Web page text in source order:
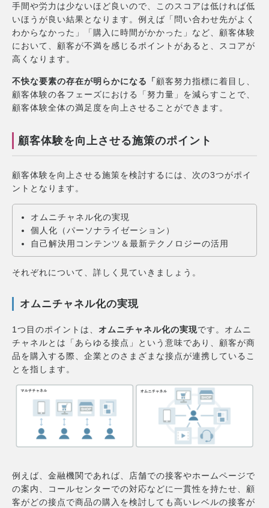
手間や労力は少ないほど良いので、このスコアは低ければ低
いほうが良い結果となります。例えば「問い合わせ先がよく
わからなかった」「購入に時間がかかった」など、顧客体験
において、顧客が不満を感じるポイントがあると、スコアが
高くなります。
不快な要素の存在が明らかになる「顧客努力指標に着目し、
顧客体験の各フェーズにおける「努力量」を減らすことで、
顧客体験全体の満足度を向上させることができます。
顧客体験を向上させる施策のポイント
顧客体験を向上させる施策を検討するには、次の3つがポイ
ントとなります。
オムニチャネル化の実現
個人化（パーソナライゼーション）
自己解決用コンテンツ＆最新テクノロジーの活用
それぞれについて、詳しく見ていきましょう。
オムニチャネル化の実現
1つ目のポイントは、 オムニチャネル化の実現です。オムニ
チャネルとは「あらゆる接点」という意味であり、顧客が商
品を購入する際、企業とのさまざまな接点が連携しているこ
とを指します。
例えば、金融機関であれば、店舗での接客やホームページで
の案内、コールセンターでの対応などに一貫性を持たせ、顧
客がどの接点で商品の購入を検討しても高いレベルの接客が